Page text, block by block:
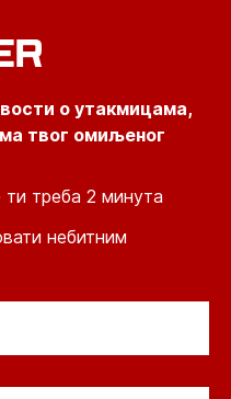
о утакмицама,
твог омиљеног
ти треба 2 минута
небитним